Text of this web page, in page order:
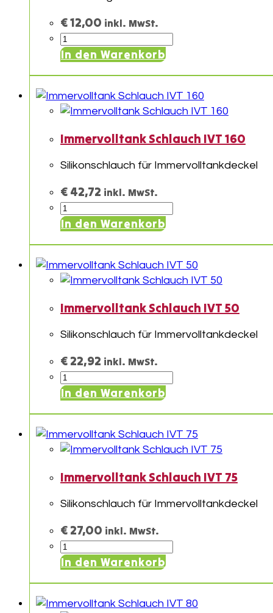
€12,00 inkl. MwSt.
Immervolltank
Verschraubung
In den Warenkorb
Immervolltank Schlauch IVT 160
Silikonschlauch für Immervolltankdeckel
€ 42,72 inkl. MwSt.
Immervolltank
Schlauch
Menge
In den Warenkorb
Immervolltank Schlauch IVT 50
Silikonschlauch für Immervolltankdeckel
€ 22,92 inkl. MwSt.
Immervolltank
Schlauch
Menge
In den Warenkorb
Immervolltank Schlauch IVT 75
Silikonschlauch für Immervolltankdeckel
€ 27,00 inkl. MwSt.
Immervolltank
Schlauch
Menge
In den Warenkorb